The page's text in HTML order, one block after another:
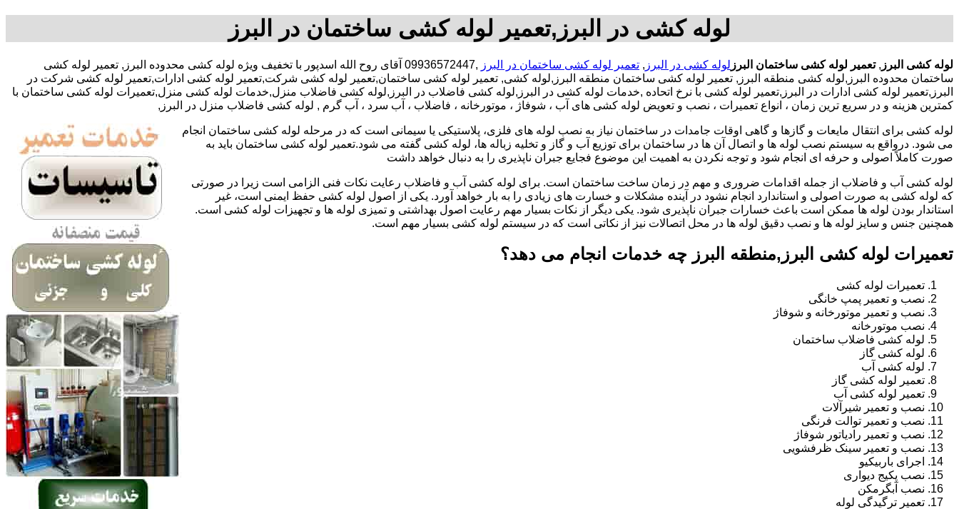
لوله کشی در البرز,تعمیر لوله کشی ساختمان در البرز
لوله کشی البرز ,تعمیر لوله کشی ساختمان البرز لوله کشی در البرز , تعمیر لوله کشی ساختمان در البرز
,09936572447 آقای روح الله اسدپور با تخفیف ویژه لوله کشی محدوده البرز, تعمیر لوله کشی
ساختمان محدوده البرز,لوله کشی منطقه البرز, تعمیر لوله کشی ساختمان منطقه البرز,لوله کشی, تعمیر لوله کشی ساختمان,تعمیر لوله کشی شرکت,تعمیر لوله کشی ادارات,تعمیر لوله کشی شرکت در
البرز,تعمیر لوله کشی ادارات در البرز,تعمیر لوله کشی با نرخ اتحاده ,خدمات لوله کشی در البرز,لوله کشی فاضلاب در البرز,لوله کشی فاضلاب منزل,خدمات لوله کشی منزل,تعمیرات لوله کشی ساختمان با
کمترین هزینه و در سریع ترین زمان ، انواع تعمیرات ، نصب و تعویض لوله کشی های آب ، شوفاژ ، موتورخانه ، فاضلاب ، آب سرد ، آب گرم , لوله کشی فاضلاب منزل در البرز,
لوله کشی برای انتقال مایعات و گازها و گاهی اوقات جامدات در ساختمان نیاز به نصب لوله های فلزی، پلاستیکی یا سیمانی است که در مرحله لوله کشی ساختمان انجام
می شود. درواقع به سیستم نصب لوله ها و اتصال آن ها در ساختمان برای توزیع آب و گاز و تخلیه زباله ها، لوله کشی گفته می شود.تعمیر لوله کشی ساختمان باید به
صورت کاملاً اصولی و حرفه ای انجام شود و توجه نکردن به اهمیت این موضوع فجایع جبران ناپذیری را به دنبال خواهد داشت
لوله کشی آب و فاضلاب از جمله اقدامات ضروری و مهم در زمان ساخت ساختمان است. برای لوله کشی آب و فاضلاب رعایت نکات فنی الزامی است زیرا در صورتی
که لوله کشی به صورت اصولی و استاندارد انجام نشود در آینده مشکلات و خسارت های زیادی را به بار خواهد آورد. یکی از اصول لوله کشی حفظ ایمنی است، غیر
استاندار بودن لوله ها ممکن است باعث خسارات جبران ناپذیری شود. یکی دیگر از نکات بسیار مهم رعایت اصول بهداشتی و تمیزی لوله ها و تجهیزات لوله کشی است.
همچنین جنس و سایز لوله ها و نصب دقیق لوله ها در محل اتصالات نیز از نکاتی است که در سیستم لوله کشی بسیار مهم است.
تعمیرات لوله کشی البرز,منطقه البرز چه خدمات انجام می دهد؟
تعمیرات لوله کشی
نصب و تعمیر پمپ خانگی
نصب و تعمیر موتورخانه و شوفاژ
نصب موتورخانه
لوله کشی فاضلاب ساختمان
لوله کشی گاز
لوله کشی آب
تعمیر لوله کشی گاز
تعمیر لوله کشی آب
نصب و تعمیر شیرآلات
نصب و تعمیر توالت فرنگی
نصب و تعمیر رادیاتور شوفاژ
نصب و تعمیر سینک ظرفشویی
اجرای باربیکیو
نصب پکیج دیواری
نصب آبگرمکن
تعمیر ترگیدگی لوله